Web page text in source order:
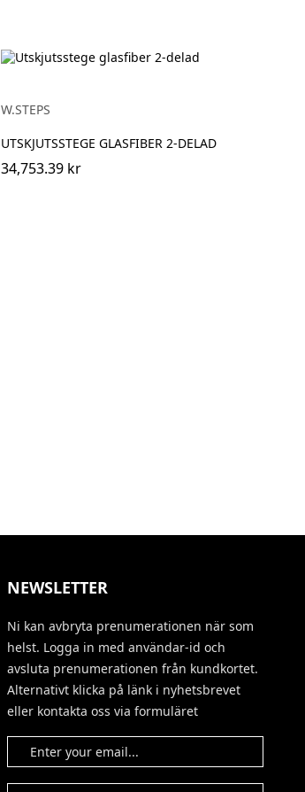
W.STEPS
UTSKJUTSSTEGE GLASFIBER 2-DELAD
34,753.39 kr
NEWSLETTER
Ni kan avbryta prenumerationen när som
helst. Logga in med användar-id och
avsluta prenumerationen från kundkortet.
Alternativt klicka på länk i nyhetsbrevet
eller kontakta oss via formuläret